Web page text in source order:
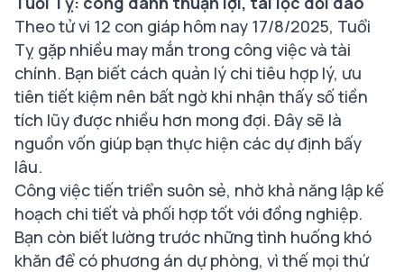
Theo tử vi 12 con giáp hôm nay 17/8/2025, Tuổi
Tỵ gặp nhiều may mắn trong công việc và tài
chính. Bạn biết cách quản lý chi tiêu hợp lý, ưu
tiên tiết kiệm nên bất ngờ khi nhận thấy số tiền
tích lũy được nhiều hơn mong đợi. Đây sẽ là
nguồn vốn giúp bạn thực hiện các dự định bấy
lâu.
Công việc tiến triển suôn sẻ, nhờ khả năng lập kế
hoạch chi tiết và phối hợp tốt với đồng nghiệp.
Bạn còn biết lường trước những tình huống khó
khăn để có phương án dự phòng, vì thế mọi thứ